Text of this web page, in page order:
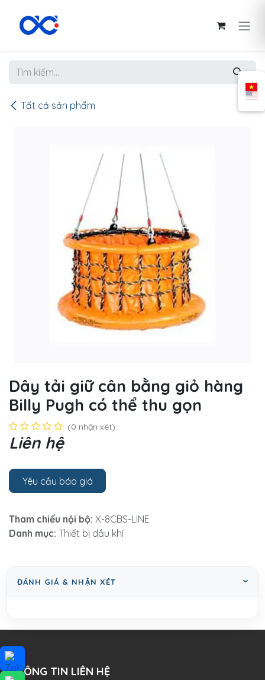
Tất cả sản phẩm
Dây tải giữ cân bằng giỏ hàng
Billy Pugh có thể thu gọn
(0 nhận xét)
Liên hệ
Yêu cầu báo giá
Tham chiếu nội bộ: X-8CBS-LINE
Danh mục: Thiết bị dầu khí
ĐÁNH GIÁ & NHẬN XÉT
THÔNG TIN LIÊN HỆ